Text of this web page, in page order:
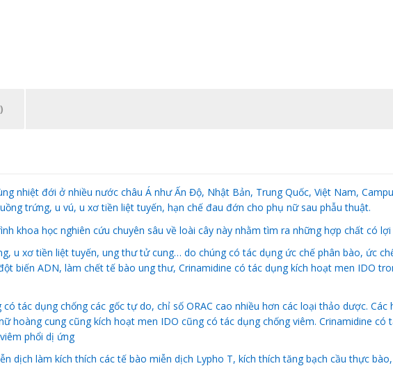
nhiệt đới ở nhiều nước châu Á như Ấn Độ, Nhật Bản, Trung Quốc, Việt Nam,
trứng, u vú, u xơ tiền liệt tuyến, hạn chế đau đớn cho phụ nữ sau phẫu thuật.
khoa học nghiên cứu chuyên sâu về loài cây này nhằm tìm ra những hợp chất có
u xơ tiền liệt tuyến, ung thư tử cung… do chúng có tác dụng ức chế phân bào, ức
biến ADN, làm chết tế bào ung thư, Crinamidine có tác dụng kích hoạt men IDO
tác dụng chống các gốc tự do, chỉ số ORAC cao nhiều hơn các loại thảo dược.
hoàng cung cũng kích hoạt men IDO cũng có tác dụng chống viêm. Crinamidine
phổi dị ứng
dịch làm kích thích các tế bào miễn dịch Lypho T, kích thích tăng bạch cầu thực